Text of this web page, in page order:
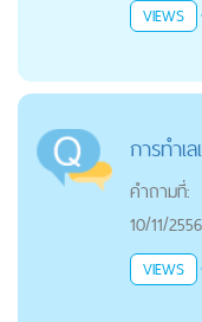
VIEWS
การทำเ
คำถามที่:
10/11/
VIEWS